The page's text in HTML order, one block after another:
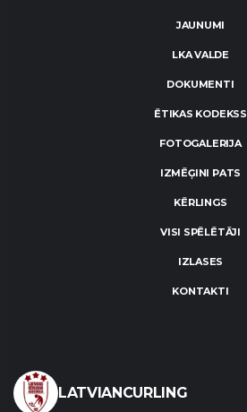
JAUNUMI
LKA VALDE
DOKUMENTI
ĒTIKAS KODEKSS
FOTOGALERIJA
IZMĒĢINI PATS
KĒRLINGS
VISI SPĒLĒTĀJI
IZLASES
KONTAKTI
LATVIANCURLING